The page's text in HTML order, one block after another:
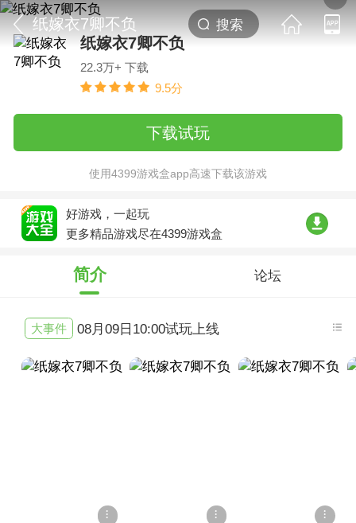
纸嫁衣7卿不负
纸嫁衣7卿不负
22.3万+ 下载
9.5分
下载试玩
使用4399游戏盒app高速下载该游戏
好游戏，一起玩
更多精品游戏尽在4399游戏盒
简介 论坛
大事件 08月09日10:00试玩上线